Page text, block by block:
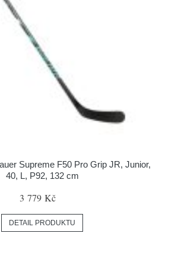
Supreme F50 Pro Grip JR, Junior,
40, L, P92, 132 cm
3 779 Kč
DETAIL PRODUKTU